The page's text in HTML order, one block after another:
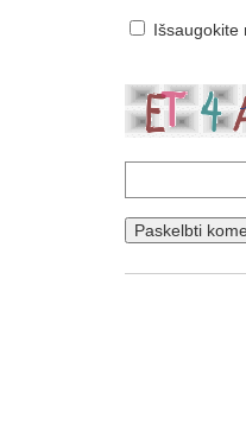
Išsaugokite